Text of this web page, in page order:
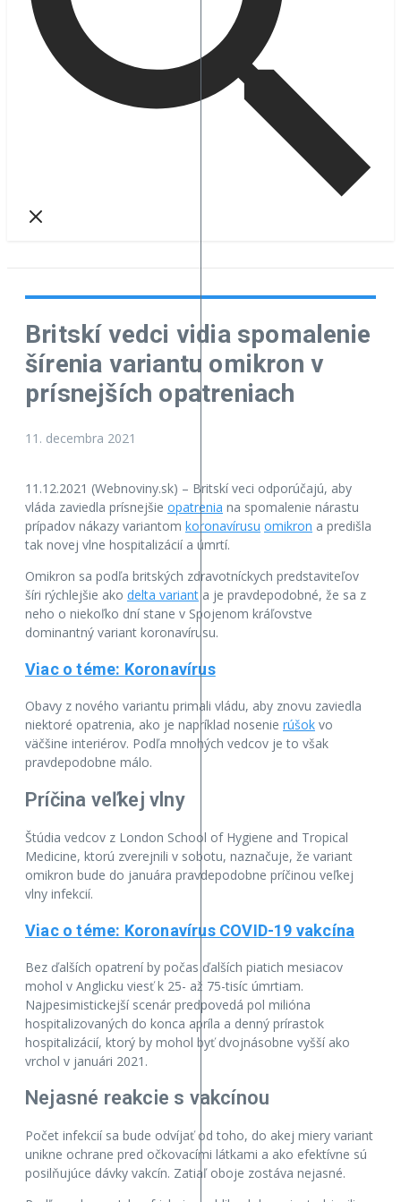
Britskí vedci vidia spomalenie
šírenia variantu omikron v
prísnejších opatreniach
11. decembra 2021
11.12.2021 (Webnoviny.sk) – Britskí veci odporúčajú, aby
vláda zaviedla prísnejšie opatrenia na spomalenie nárastu
prípadov nákazy variantom koronavírusu omikron a predišla
tak novej vlne hospitalizácií a úmrtí.
Omikron sa podľa britských zdravotníckych predstaviteľov
šíri rýchlejšie ako delta variant a je pravdepodobné, že sa z
neho o niekoľko dní stane v Spojenom kráľovstve
dominantný variant koronavírusu.
Viac o téme: Koronavírus
Obavy z nového variantu primali vládu, aby znovu zaviedla
niektoré opatrenia, ako je napríklad nosenie rúšok vo
väčšine interiérov. Podľa mnohých vedcov je to však
pravdepodobne málo.
Príčina veľkej vlny
Štúdia vedcov z London School of Hygiene and Tropical
Medicine, ktorú zverejnili v sobotu, naznačuje, že variant
omikron bude do januára pravdepodobne príčinou veľkej
vlny infekcií.
Viac o téme: Koronavírus COVID-19 vakcína
Bez ďalších opatrení by počas ďalších piatich mesiacov
mohol v Anglicku viesť k 25- až 75-tisíc úmrtiam.
Najpesimistickejší scenár predpovedá pol milióna
hospitalizovaných do konca apríla a denný prírastok
hospitalizácií, ktorý by mohol byť dvojnásobne vyšší ako
vrchol v januári 2021.
Nejasné reakcie s vakcínou
Počet infekcií sa bude odvíjať od toho, do akej miery variant
unikne ochrane pred očkovacími látkami a ako efektívne sú
posilňujúce dávky vakcín. Zatiaľ oboje zostáva nejasné.